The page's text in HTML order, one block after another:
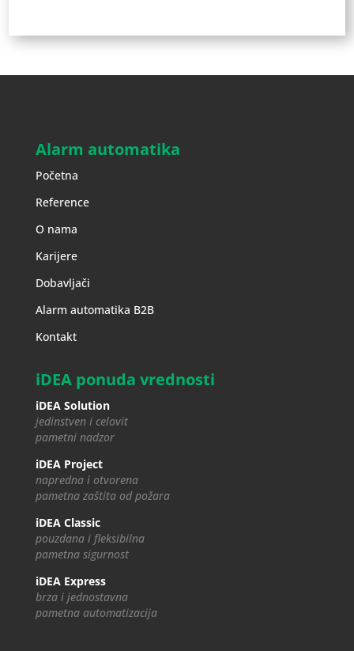
Alarm automatika
Početna
Reference
O nama
Karijere
Dobavljači
Alarm automatika B2B
Kontakt
iDEA ponuda vrednosti
iDEA Solution
jedinstven i celovit
pametni nadzor
iDEA Project
napredna i otvorena
pametna zaštita od požara
iDEA Classic
pouzdana i fleksibilna
pametna sigurnost
iDEA Express
brza i jednostavna
pametna automatizacija